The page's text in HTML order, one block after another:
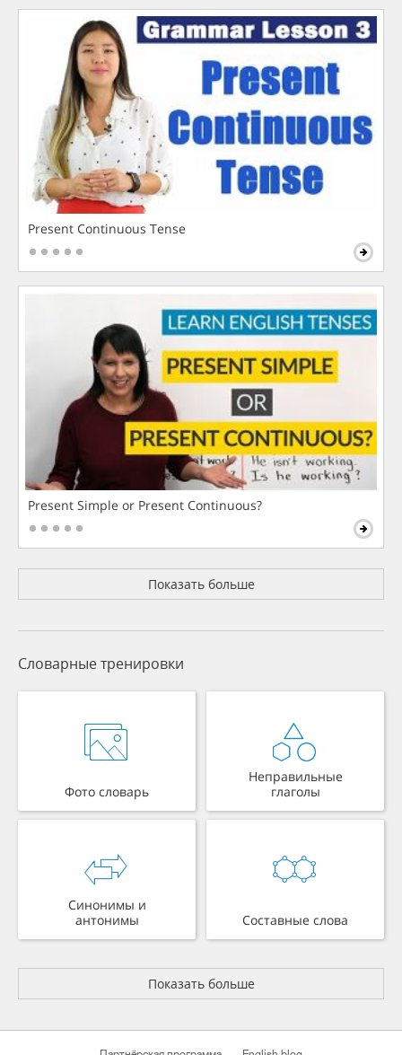
Present Continuous Tense
Present Simple or Present Continuous?
Показать больше
Словарные тренировки
Фото словарь
Неправильные
глаголы
Синонимы и
антонимы
Составные слова
Показать больше